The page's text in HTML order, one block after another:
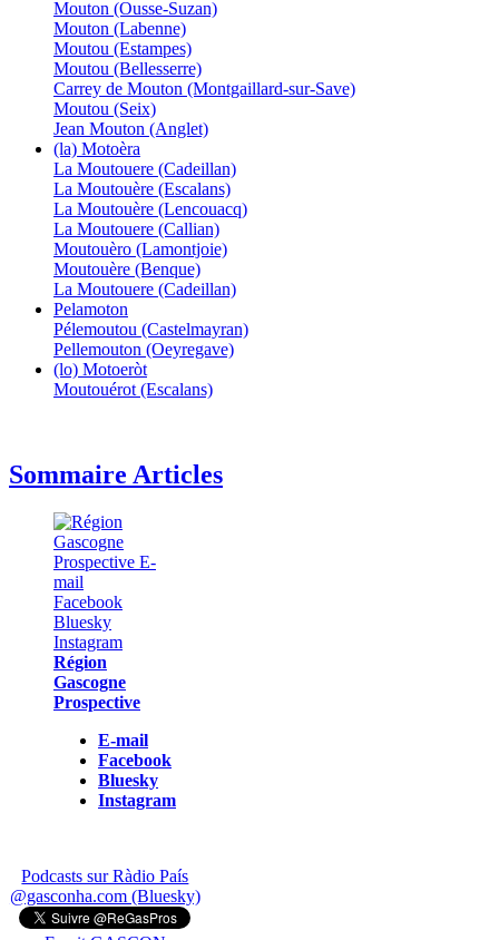
Mouton (Ousse-Suzan)
Mouton (Labenne)
Moutou (Estampes)
Moutou (Bellesserre)
Carrey de Mouton (Montgaillard-sur-Save)
Moutou (Seix)
Jean Mouton (Anglet)
(la) Motoèra
La Moutouere (Cadeillan)
La Moutouère (Escalans)
La Moutouère (Lencouacq)
La Moutouere (Callian)
Moutouèro (Lamontjoie)
Moutouère (Benque)
La Moutouere (Cadeillan)
Pelamoton
Pélemoutou (Castelmayran)
Pellemouton (Oeyregave)
(lo) Motoeròt
Moutouérot (Escalans)
Sommaire Articles
Région
Gascogne
Prospective
E-mail
Facebook
Bluesky
Instagram
Podcasts sur Ràdio País
@gasconha.com (Bluesky)